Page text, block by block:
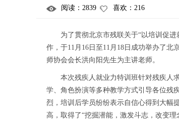
阅读： 2839 喜欢： 216
为了贯彻北京市残联关于“以培训促进
作，于11月16日至11月18日成功举办了
师协会会长洪向阳先生为主讲老师。
本次残疾人就业力特训班针对残疾人求
学、角色扮演等多种教学方式引导各位残
烈，培训后学员纷纷表示自信心得到大幅
高，取得了“挖掘潜能，激发斗志，改变理